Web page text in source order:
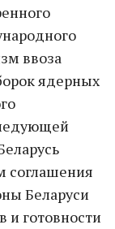
ввоза
ядерных
соглашения
Беларуси
и готовности